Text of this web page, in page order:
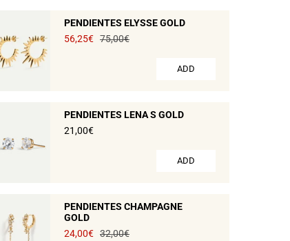
PENDIENTES ELYSSE GOLD
56,25€ 75,00€
ADD
PENDIENTES LENA S GOLD
21,00€
ADD
PENDIENTES CHAMPAGNE
GOLD
24,00€ 32,00€